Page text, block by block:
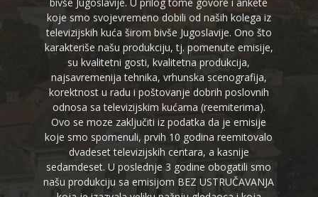
koje smo svojevremeno dobili od naših kolega iz
televizijskih kuća širom bivše Jugoslavije. Ono što
karakteriše našu produkciju, tj. pomenute emisije,
su kvalitetni gosti, kvalitetna produkcija,
najsavremenija tehnika, vrhunska scenografija,
korektnost u radu i poštovanje dobrih poslovnih
odnosa sa televizijskim kućama (reemiterima).
Ovo se moze zaključiti iz podatka da je emisije
koje smo spomenuli, prvih 10 godina reemitovalo
dvadeset televizijskih centara, a kasnije
sedamdeset. U poslednje 3 godine obogatili smo
našu produkciju sa emisijom BEZ USTRUČAVANJA